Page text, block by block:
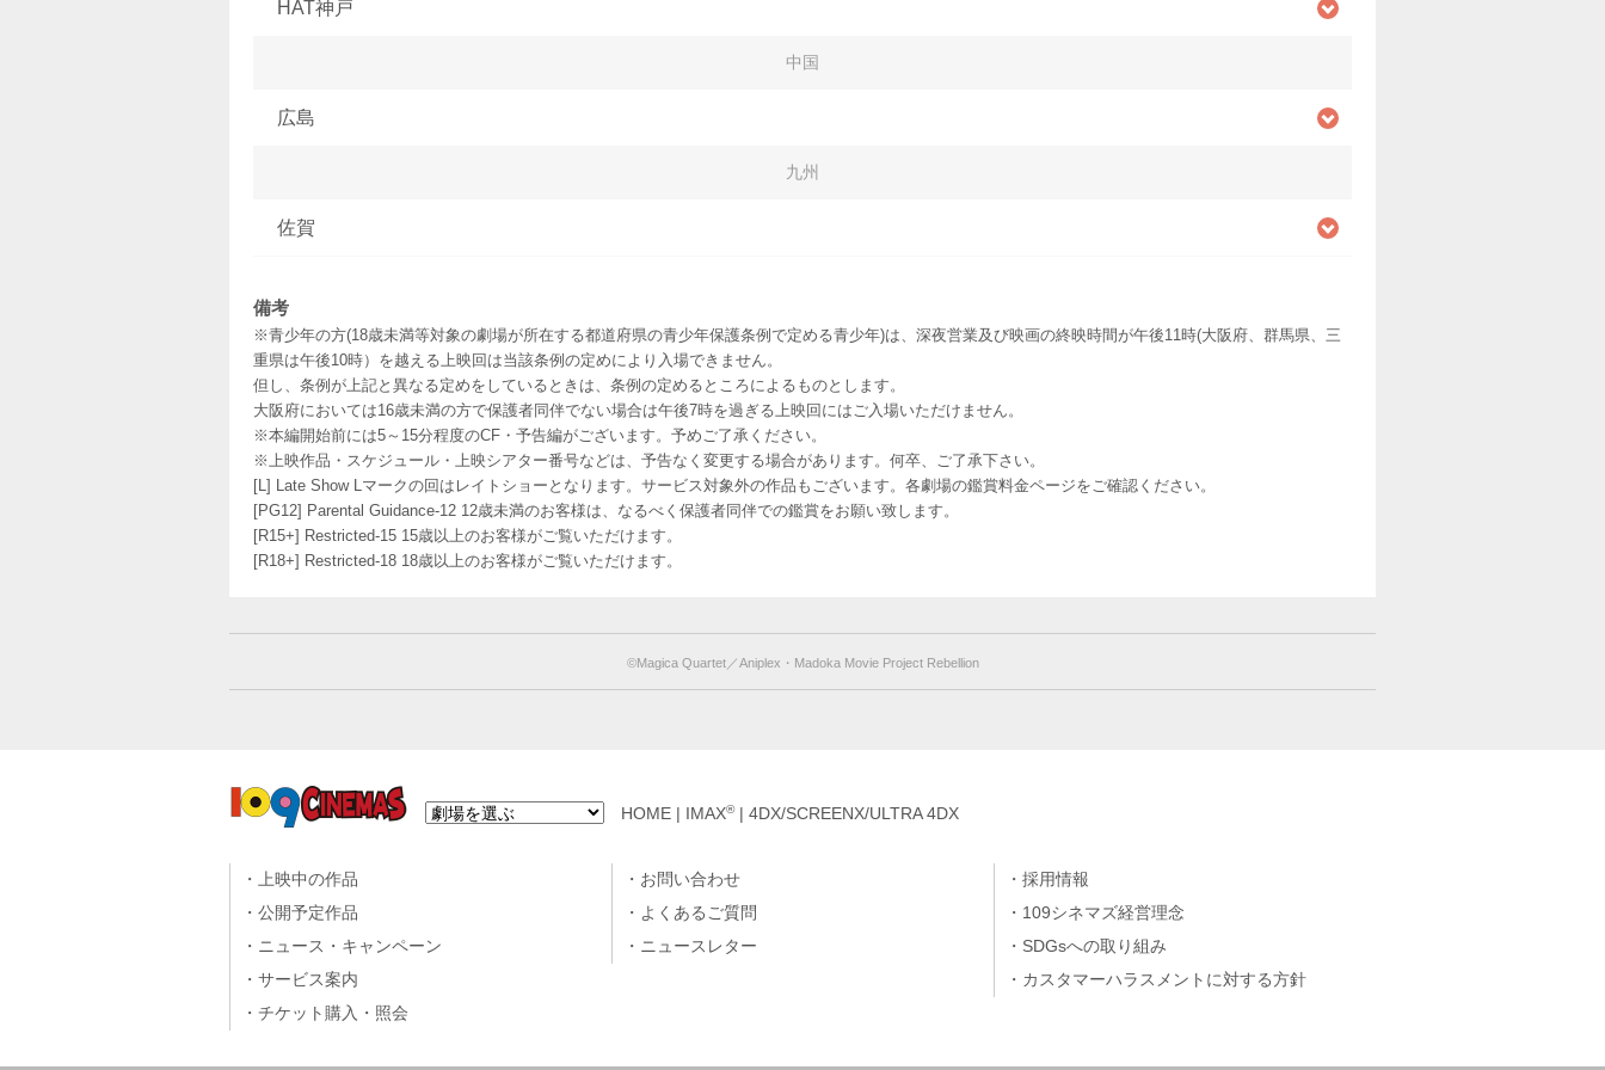
HAT神戸
中国
広島
九州
佐賀
備考
※青少年の方(18歳未満等対象の劇場が所在する都道府県の青少年保護条例で定める青少年)は、深夜営業及び映画の終映時間が午後11時(大阪府、群馬県、三
重県は午後10時）を越える上映回は当該条例の定めにより入場できません。
但し、条例が上記と異なる定めをしているときは、条例の定めるところによるものとします。
大阪府においては16歳未満の方で保護者同伴でない場合は午後7時を過ぎる上映回にはご入場いただけません。
※本編開始前には5～15分程度のCF・予告編がございます。予めご了承ください。
※上映作品・スケジュール・上映シアター番号などは、予告なく変更する場合があります。何卒、ご了承下さい。
[L] Late Show Lマークの回はレイトショーとなります。サービス対象外の作品もございます。各劇場の鑑賞料金ページをご確認ください。
[PG12] Parental Guidance-12 12歳未満のお客様は、なるべく保護者同伴での鑑賞をお願い致します。
[R15+] Restricted-15 15歳以上のお客様がご覧いただけます。
[R18+] Restricted-18 18歳以上のお客様がご覧いただけます。
©︎Magica Quartet／Aniplex・Madoka Movie Project Rebellion
HOME IMAX®| 4DX/SCREENX/ULTRA 4DX
上映中の作品
公開予定作品
ニュース・キャンペーン
サービス案内
チケット購入・照会
お問い合わせ
よくあるご質問
ニュースレター
採用情報
109シネマズ経営理念
SDGsへの取り組み
カスタマーハラスメントに対する方針